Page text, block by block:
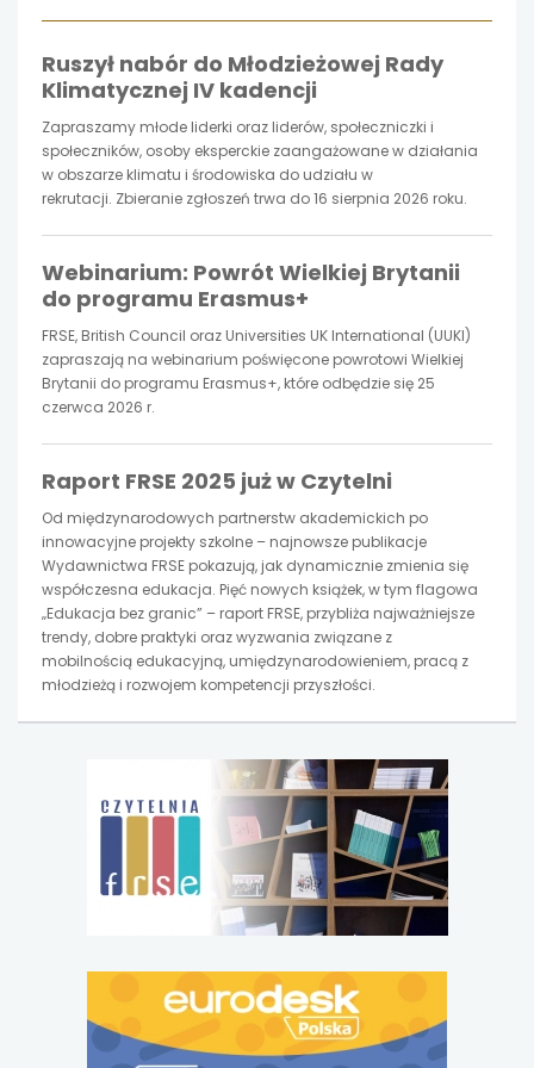
się
w
nowej
się
w
nowej
się
w
nowej
Ruszył nabór do Młodzieżowej Rady
Klimatycznej IV kadencji
Zapraszamy młode liderki oraz liderów, społeczniczki i
społeczników, osoby eksperckie zaangażowane w działania
w obszarze klimatu i środowiska do udziału w
rekrutacji. Zbieranie zgłoszeń trwa do 16 sierpnia 2026 roku.
Webinarium: Powrót Wielkiej Brytanii
do programu Erasmus+
FRSE, British Council oraz Universities UK International (UUKI)
zapraszają na webinarium poświęcone powrotowi Wielkiej
Brytanii do programu Erasmus+, które odbędzie się 25
czerwca 2026 r.
Raport FRSE 2025 już w Czytelni
Od międzynarodowych partnerstw akademickich po
innowacyjne projekty szkolne – najnowsze publikacje
Wydawnictwa FRSE pokazują, jak dynamicznie zmienia się
współczesna edukacja. Pięć nowych książek, w tym flagowa
„Edukacja bez granic” – raport FRSE, przybliża najważniejsze
trendy, dobre praktyki oraz wyzwania związane z
mobilnością edukacyjną, umiędzynarodowieniem, pracą z
młodzieżą i rozwojem kompetencji przyszłości.
link
otwiera
w
nowej
karcie
otwiera
się